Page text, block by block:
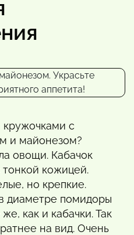
кружочками с
и майонезом?
овощи. Кабачок
кожицей.
но крепкие.
диаметре помидоры
как и кабачки. Так
на вид. Очень